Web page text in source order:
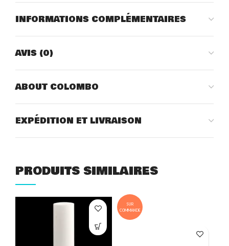
INFORMATIONS COMPLÉMENTAIRES
AVIS (0)
ABOUT COLOMBO
EXPÉDITION ET LIVRAISON
PRODUITS SIMILAIRES
SUR
COMMANDE